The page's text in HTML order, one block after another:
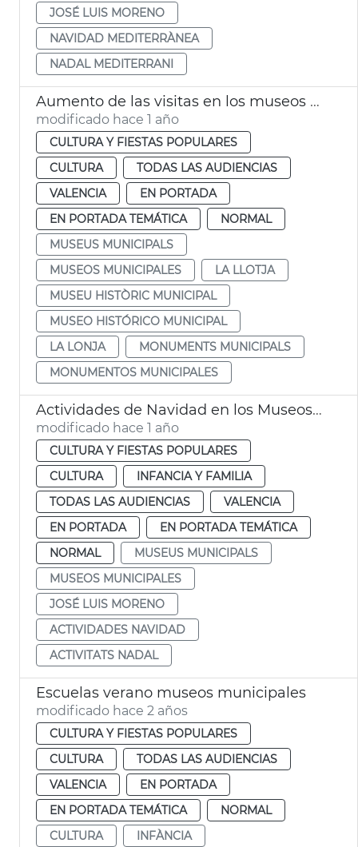
JOSÉ LUIS MORENO
NAVIDAD MEDITERRÀNEA
NADAL MEDITERRANI
Aumento de las visitas en los museos y monumentos de València
modificado hace 1 año
CULTURA Y FIESTAS POPULARES
CULTURA
TODAS LAS AUDIENCIAS
VALENCIA
EN PORTADA
EN PORTADA TEMÁTICA
NORMAL
MUSEUS MUNICIPALS
MUSEOS MUNICIPALES
LA LLOTJA
MUSEU HISTÒRIC MUNICIPAL
MUSEO HISTÓRICO MUNICIPAL
LA LONJA
MONUMENTS MUNICIPALS
MONUMENTOS MUNICIPALES
Actividades de Navidad en los Museos de València
modificado hace 1 año
CULTURA Y FIESTAS POPULARES
CULTURA
INFANCIA Y FAMILIA
TODAS LAS AUDIENCIAS
VALENCIA
EN PORTADA
EN PORTADA TEMÁTICA
NORMAL
MUSEUS MUNICIPALS
MUSEOS MUNICIPALES
JOSÉ LUIS MORENO
ACTIVIDADES NAVIDAD
ACTIVITATS NADAL
Escuelas verano museos municipales
modificado hace 2 años
CULTURA Y FIESTAS POPULARES
CULTURA
TODAS LAS AUDIENCIAS
VALENCIA
EN PORTADA
EN PORTADA TEMÁTICA
NORMAL
CULTURA
INFÀNCIA